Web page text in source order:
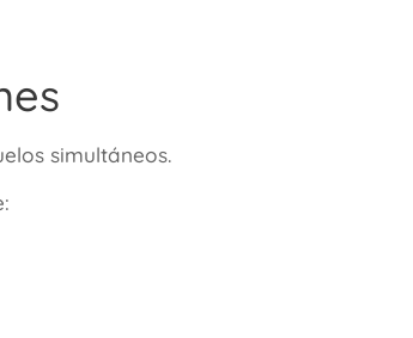
simultáneos.